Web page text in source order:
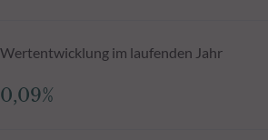
Wertentwicklung im laufenden Jahr
0,09%